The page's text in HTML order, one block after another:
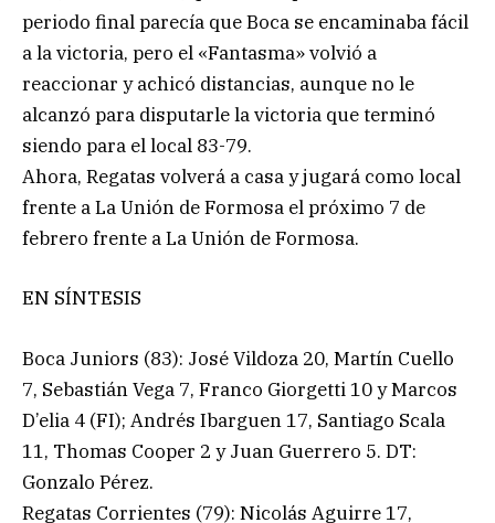
periodo final parecía que Boca se encaminaba fácil
a la victoria, pero el «Fantasma» volvió a
reaccionar y achicó distancias, aunque no le
alcanzó para disputarle la victoria que terminó
siendo para el local 83-79.
Ahora, Regatas volverá a casa y jugará como local
frente a La Unión de Formosa el próximo 7 de
febrero frente a La Unión de Formosa.
EN SÍNTESIS
Boca Juniors (83): José Vildoza 20, Martín Cuello
7, Sebastián Vega 7, Franco Giorgetti 10 y Marcos
D’elia 4 (FI); Andrés Ibarguen 17, Santiago Scala
11, Thomas Cooper 2 y Juan Guerrero 5. DT:
Gonzalo Pérez.
Regatas Corrientes (79): Nicolás Aguirre 17,